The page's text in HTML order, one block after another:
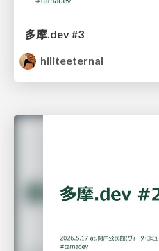
多摩.dev #3
hiliteeternal